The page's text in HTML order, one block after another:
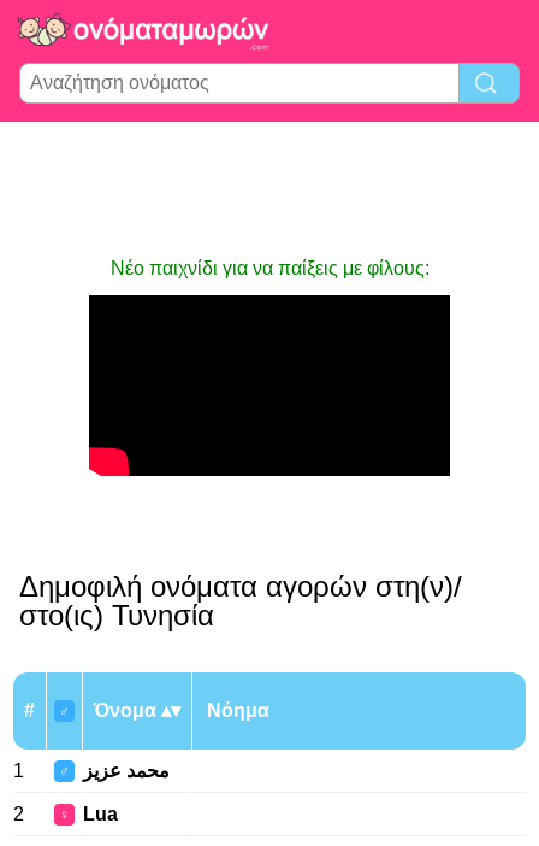
Νέο παιχνίδι για να παίξεις με φίλους:
Δημοφιλή ονόματα αγορών στη(ν)/
στο(ις) Τυνησία
# ♂ Όνομα Νόημα
1 ♂ محمد عزيز
2 ♀ Lua